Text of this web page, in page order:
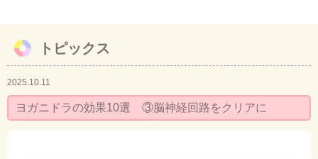
作品販売
イベント・セミナー・お茶会
セミナー・お茶会のご依頼
トピックス
2025.10.11
ヨガニドラの効果10選 ③脳神経回路をクリアに